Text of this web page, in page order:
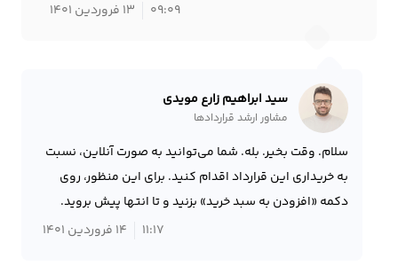
09:09
13 فروردین 1401
سید ابراهیم زارع مویدی
مشاور ارشد قراردادها
سلام. وقت بخیر. بله. شما می‌توانید به صورت آنلاین، نسبت
به خریداری این قرارداد اقدام کنید. برای این منظور، روی
دکمه «افزودن به سبد خرید» بزنید و تا انتها پیش بروید.
11:17
14 فروردین 1401